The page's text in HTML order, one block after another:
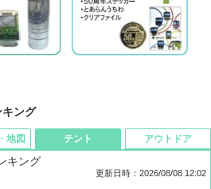
ング
地図 テント
キング
更新日時：2026/08/08 12:02
アウトドア